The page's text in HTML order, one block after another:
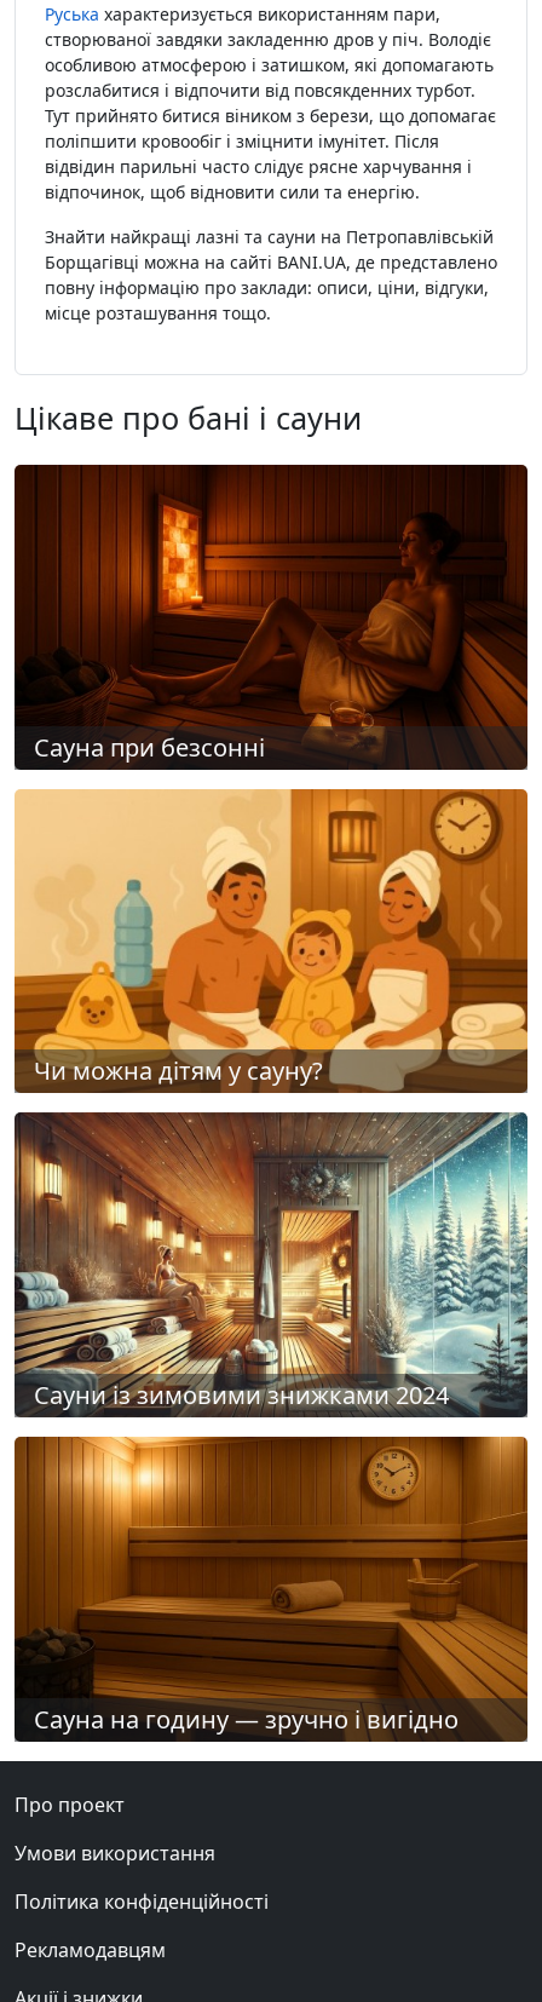
Руська характеризується використанням пари,
створюваної завдяки закладенню дров у піч. Володіє
особливою атмосферою і затишком, які допомагають
розслабитися і відпочити від повсякденних турбот.
Тут прийнято битися віником з берези, що допомагає
поліпшити кровообіг і зміцнити імунітет. Після
відвідин парильні часто слідує рясне харчування і
відпочинок, щоб відновити сили та енергію.
Знайти найкращі лазні та сауни на Петропавлівській
Борщагівці можна на сайті BANI.UA, де представлено
повну інформацію про заклади: описи, ціни, відгуки,
місце розташування тощо.
Цікаве про бані і сауни
Сауна при безсонні
Чи можна дітям у сауну?
Сауни із зимовими знижками 2024
Сауна на годину — зручно і вигідно
Про проект
Умови використання
Політика конфіденційності
Рекламодавцям